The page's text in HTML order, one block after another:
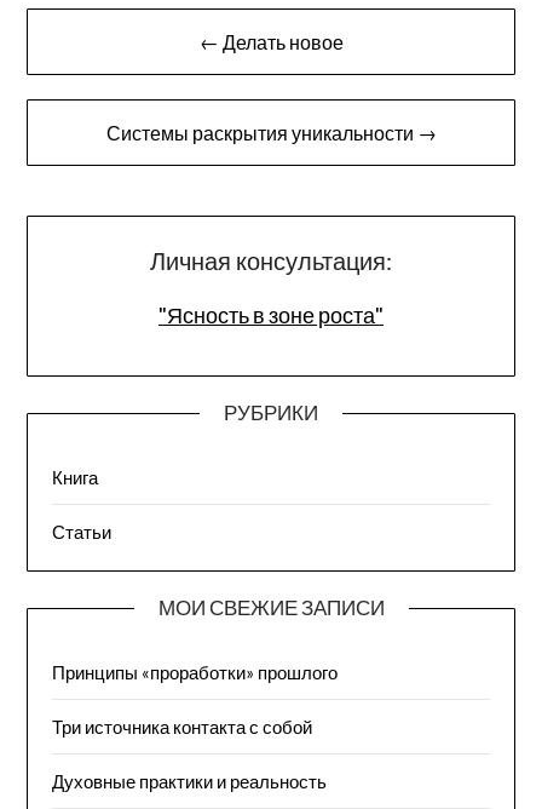
Навигация
по
← Делать новое
Системы раскрытия уникальности →
Личная консультация:
"Ясность в зоне роста"
РУБРИКИ
Книга
Статьи
МОИ СВЕЖИЕ ЗАПИСИ
Принципы «проработки» прошлого
Три источника контакта с собой
Духовные практики и реальность